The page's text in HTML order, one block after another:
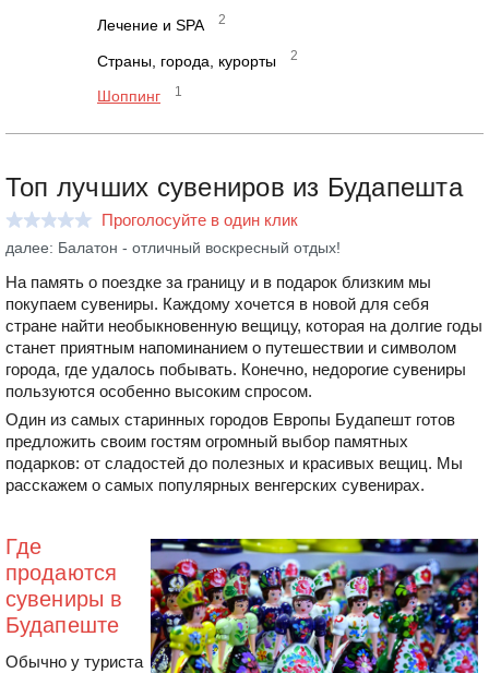
Лечение и SPA 2
Страны, города, курорты 2
Шоппинг 1
Топ лучших сувениров из Будапешта
Проголосуйте в один клик
далее: Балатон - отличный воскресный отдых!
На память о поездке за границу и в подарок близким мы
покупаем сувениры. Каждому хочется в новой для себя
стране найти необыкновенную вещицу, которая на долгие годы
станет приятным напоминанием о путешествии и символом
города, где удалось побывать. Конечно, недорогие сувениры
пользуются особенно высоким спросом.
Один из самых старинных городов Европы Будапешт готов
предложить своим гостям огромный выбор памятных
подарков: от сладостей до полезных и красивых вещиц. Мы
расскажем о самых популярных венгерских сувенирах.
Где
продаются
сувениры в
Будапеште
Обычно у туриста